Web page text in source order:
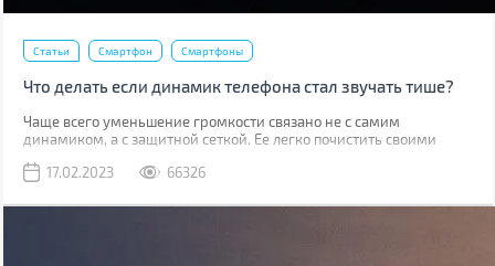
Статьи Смартфон Смартфоны
Что делать если динамик телефона стал звучать тише?
Чаще всего уменьшение громкости связано не с самим
динамиком, а с защитной сеткой. Ее легко почистить своими
необходимое для этого.
17.02.2023 66326